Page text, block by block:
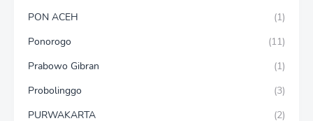
PON ACEH
(1)
Ponorogo
(11)
Prabowo Gibran
(1)
Probolinggo
(3)
PURWAKARTA
(2)